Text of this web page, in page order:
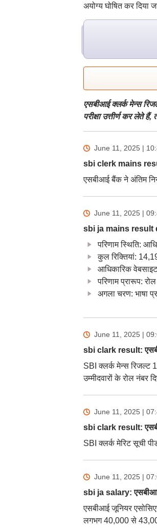
अयोग्य घोषित कर दिया
एसबीआई क्लर्क मेन्स
परीक्षा उत्तीर्ण कर लेते
June 11, 2025 |
sbi clerk mains
एसबीआई बैंक ने अंतिम
June 11, 2025 |
sbi ja mains result
परिणाम स्थिति:
कुल रिक्तियां:
आधिकारिक
परिणाम प्रारूप:
अगला चरण: भाषा
June 11, 2025 |
sbi clark result:
SBI क्लर्क मेन्स रिजल्ट
उम्मीदवारों के रोल नंबर
June 11, 2025 |
sbi clark result:
SBI क्लर्क मेरिट सूची
June 11, 2025 |
sbi ja salary:
एसबीआई जूनियर
लगभग 40,000 से